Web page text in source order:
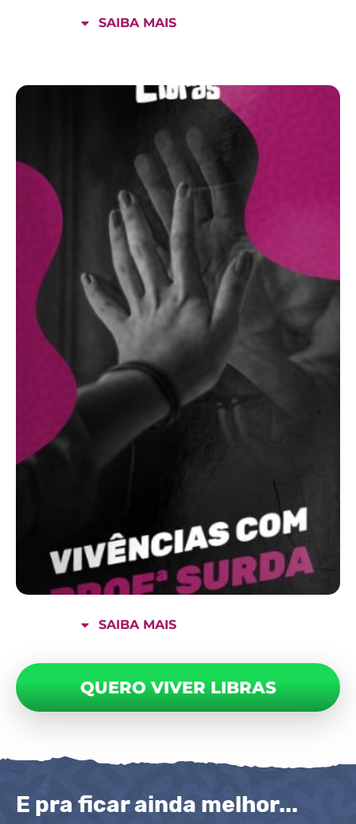
SAIBA MAIS
SAIBA MAIS
QUERO VIVER LIBRAS
E pra ficar ainda melhor...